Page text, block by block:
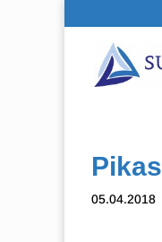
05.04.2018